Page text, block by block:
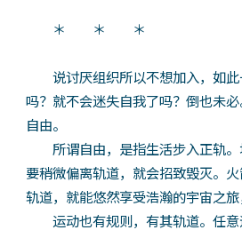
＊ ＊ ＊
说讨厌组织所以不想加入，如此
吗？就不会迷失自我了吗？倒也未
自由。
所谓自由，是指生活步入正轨。
要稍微偏离轨道，就会招致毁灭。
轨道，就能悠然享受浩瀚的宇宙之旅
运动也有规则，有其轨道。任意